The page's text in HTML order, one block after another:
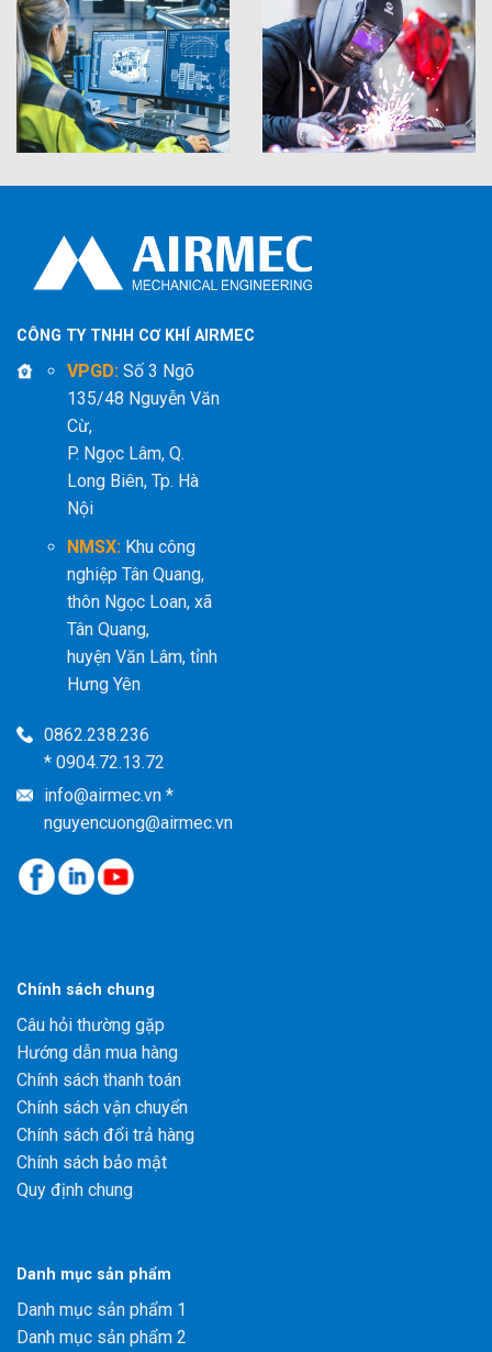
CÔNG TY TNHH CƠ KHÍ AIRMEC
VPGD:Số 3 Ngõ
135/48 Nguyễn Văn
Cừ,
P. Ngọc Lâm, Q.
Long Biên, Tp. Hà
Nội
NMSX:Khu công
nghiệp Tân Quang,
thôn Ngọc Loan, xã
Tân Quang,
huyện Văn Lâm, tỉnh
Hưng Yên
0862.238.236
* 0904.72.13.72
info@airmec.vn *
nguyencuong@airmec.vn
Chính sách chung
Câu hỏi thường gặp
Hướng dẫn mua hàng
Chính sách thanh toán
Chính sách vận chuyển
Chính sách đổi trả hàng
Chính sách bảo mật
Quy định chung
Danh mục sản phẩm
Danh mục sản phẩm 1
Danh mục sản phẩm 2